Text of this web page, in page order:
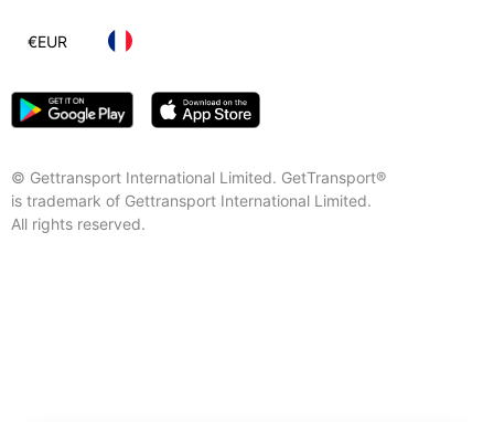
© Gettransport International Limited. GetTransport®
is trademark of Gettransport International Limited.
All rights reserved.
€EUR